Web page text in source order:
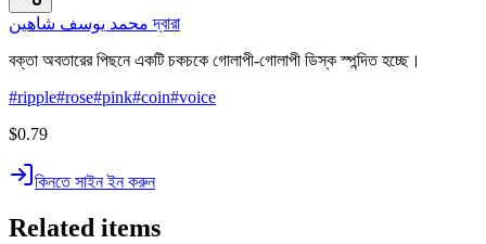
محمد يوسف شاهين দ্বারা
বক্তা অবতারের পিছনে একটি চকচকে গোলাপী-গোলাপী ডিস্ক স্পন্দিত হচ্ছে।
#ripple#rose#pink#coin#voice
$0.79
কিনতে সাইন ইন করুন
Related items